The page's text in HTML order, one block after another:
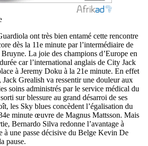
ont très bien entamé cette rencontre
dès la 11e minute par l’intermédiaire de
La joie des champions d’Europe en
car l’international anglais de City Jack
à Jeremy Doku à la 21e minute. En effet
Grealish va ressentir une douleur aux
soins administrés par le service médical du
sur blessure au grand désarroi de ses
les Sky blues concèdent l’égalisation du
minute œuvre de Magnus Mattsson. Mais
Bernardo Silva redonne l’avantage à
à une passe décisive du Belge Kevin De
pause.